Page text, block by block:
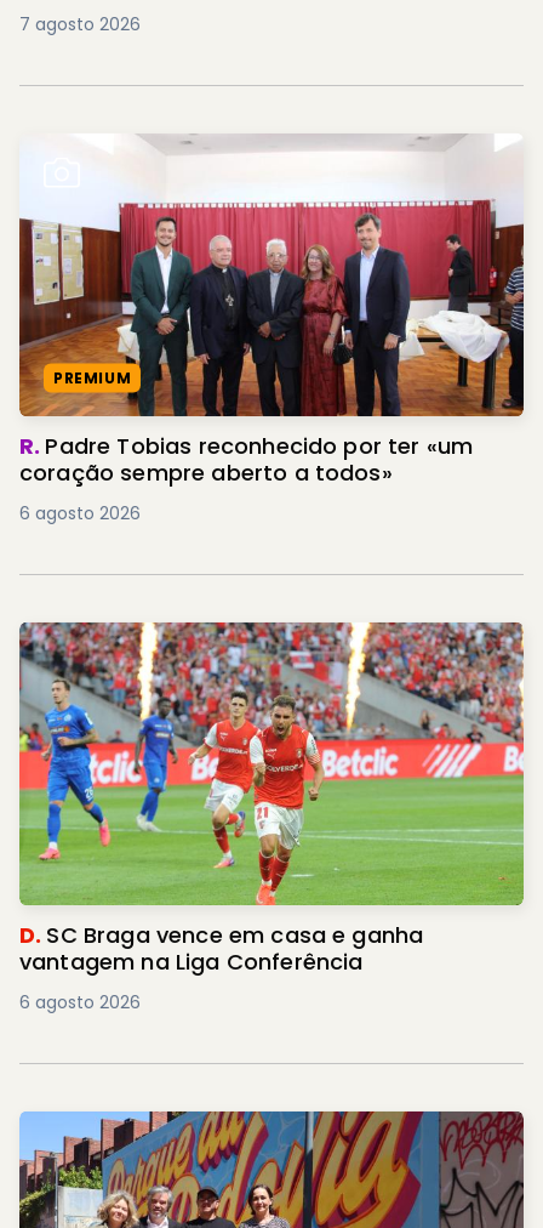
7 agosto 2026
PREMIUM
R. Padre Tobias reconhecido por ter «um
coração sempre aberto a todos»
6 agosto 2026
D. SC Braga vence em casa e ganha
vantagem na Liga Conferência
6 agosto 2026